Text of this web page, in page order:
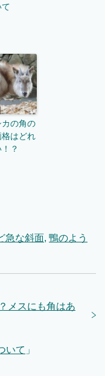
カの角の
はどれ
？
急な斜面, 鴨のよう
メスにも角はあ
いて 」